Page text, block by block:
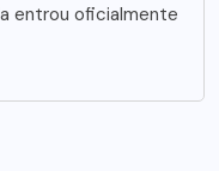
entrou oficialmente